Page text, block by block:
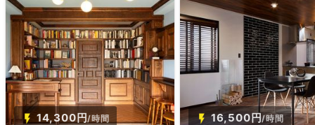
14,300円/時間 16,500円/時間